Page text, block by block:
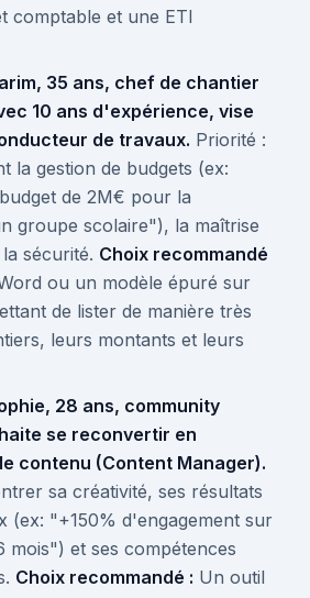
comptable et une ETI
35 ans, chef de chantier
10 ans d'expérience, vise
de travaux. Priorité :
la gestion de budgets (ex:
de 2M€ pour la
groupe scolaire"), la maîtrise
sécurité. Choix recommandé
ou un modèle épuré sur
de lister de manière très
leurs montants et leurs
28 ans, community
se reconvertir en
contenu (Content Manager).
sa créativité, ses résultats
(ex: "+150% d'engagement sur
mois") et ses compétences
Choix recommandé : Un outil